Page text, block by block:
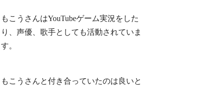
もこうさんはYouTubeゲーム実況をした
り、声優、歌手としても活動されていま
す。
もこうさんと付き合っていたのは良いと